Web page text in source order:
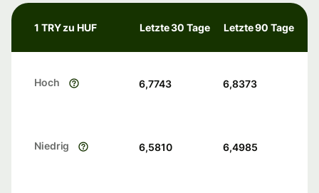
1 TRY zu HUF Letzte 30 Tage Letzte 90 Tage
Hoch 6,7743 6,8373
Niedrig 6,5810 6,4985